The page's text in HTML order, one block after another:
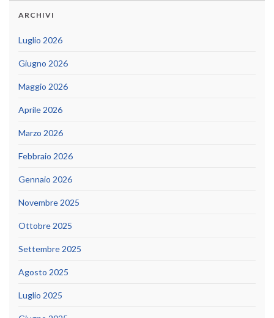
ARCHIVI
Luglio 2026
Giugno 2026
Maggio 2026
Aprile 2026
Marzo 2026
Febbraio 2026
Gennaio 2026
Novembre 2025
Ottobre 2025
Settembre 2025
Agosto 2025
Luglio 2025